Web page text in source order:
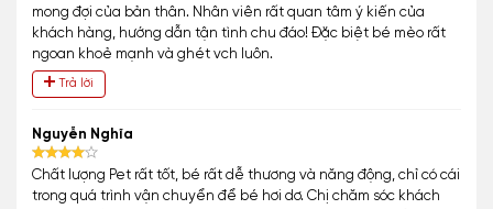
mong đợi của bản thân. Nhân viên rất quan tâm ý kiến của
khách hàng, hướng dẫn tận tình chu đáo! Đặc biệt bé mèo rất
ngoan khoẻ mạnh và ghét vch luôn.
Trả lời
Nguyễn Nghĩa
Chất lượng Pet rất tốt, bé rất dễ thương và năng động, chỉ có cái
trong quá trình vận chuyển để bé hơi dơ. Chị chăm sóc khách